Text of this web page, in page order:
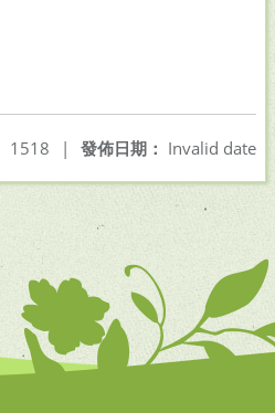
發佈日期： Invalid date
1518 |